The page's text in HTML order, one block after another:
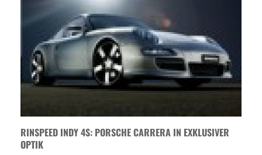
RINSPEED INDY 4S: PORSCHE CARRERA IN EXKLUSIVER
OPTIK